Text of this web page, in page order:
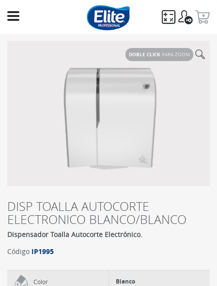
DOBLE CLICK PARA ZOOM
DISP TOALLA AUTOCORTE
ELECTRONICO BLANCO/BLANCO
Dispensador Toalla Autocorte Electrónico.
Código IP1995
Color Blanco